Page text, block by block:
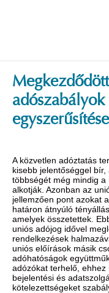
adószabályok
egyszerűsítése
A közvetlen adóztatás
kisebb jelentőséggel bír,
többségét még mindig a
alkotják. Azonban az
jellemzően pont azokat
határon átnyúló
amelyek összetettek.
uniós adójog idővel
rendelkezések
uniós előírások másik
adóhatóságok
adózókat terhelő, ehhez
bejelentési és
kötelezettségeket